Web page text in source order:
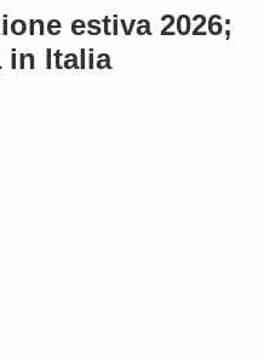
estiva 2026;
in Italia